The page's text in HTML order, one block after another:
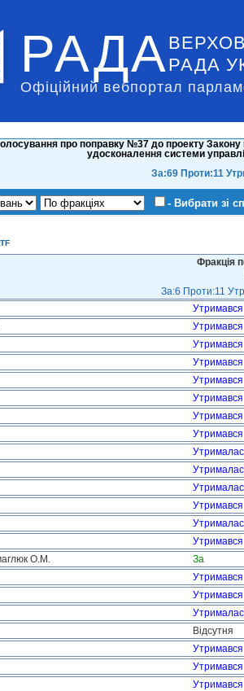
РАДА РАДА
Офіційний вебпортал
про поправку №37 до проекту
удосконалення системи
За:69 Проти:11
- Вибрати зі
Фракція
За:6 Проти:11
Утримався
Утримався
Утримався
Утримався
Утримався
Утримався
Утримався
Утримався
Утримався
Утримався
О.М.
За
Утримався
Утримався
Відсутня
Утримався
Утримався
Утримався